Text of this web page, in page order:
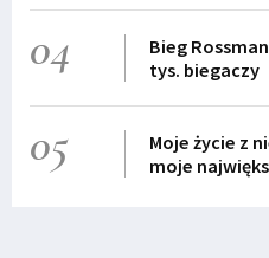
04
Bieg
tys. biegaczy
05
Moje życie z
moje